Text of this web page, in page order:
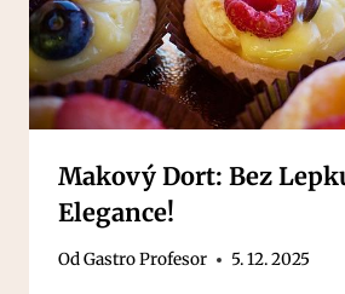
Makový Dort: Bez
Elegance!
OdGastro Profesor 5. 12. 2025